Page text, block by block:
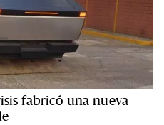
fabricó una nueva